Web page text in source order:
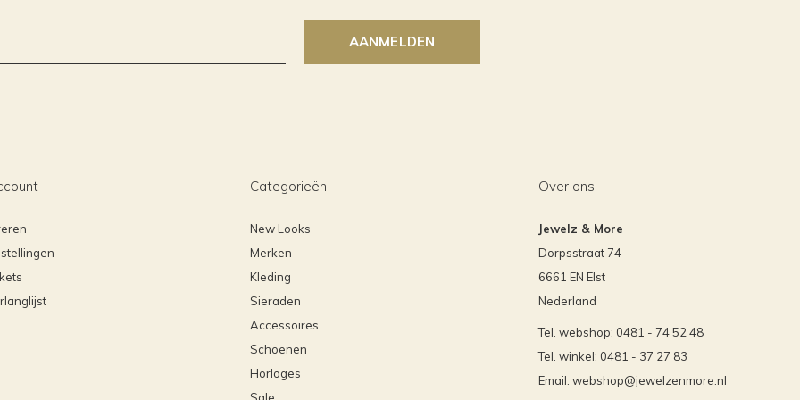
AANMELDEN
Categorieën
New Looks
Merken
Kleding
Sieraden
Accessoires
Schoenen
Horloges
Over ons
Jewelz & More
Dorpsstraat 74
6661 EN Elst
Nederland
Tel. webshop: 0481 - 74 52 48
Tel. winkel: 0481 - 37 27 83
Email: webshop@jewelzenmore.nl